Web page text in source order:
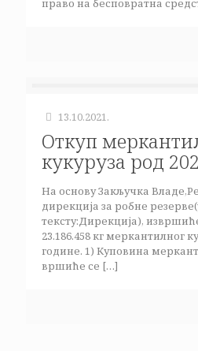
право на бесповратна
13.10.2021.
Откуп
кукуруза род
На основу Закључка
дирекција за робне
тексту:Дирекција),
23.186.458 кг меркантилног
године. 1) Куповина
вршиће се […]